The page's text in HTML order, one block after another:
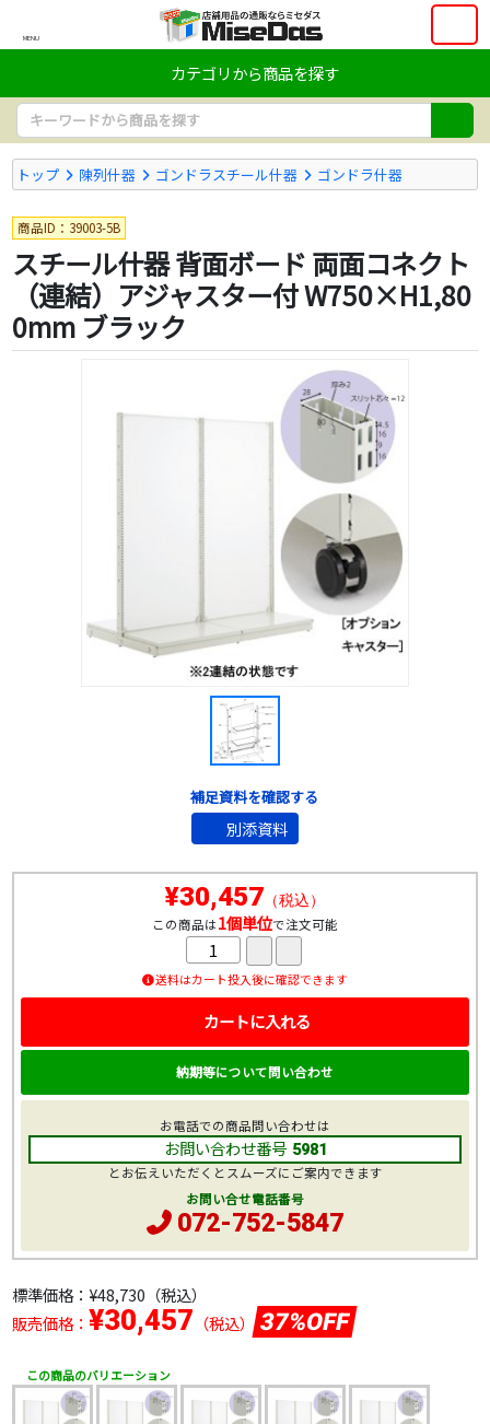
MENU
カテゴリから商品を探す
トップ 陳列什器 ゴンドラスチール什器 ゴンドラ什器
商品ID：39003-5B
スチール什器 背面ボード 両面コネクト
（連結）アジャスター付 W750×H1,80
0mm ブラック
標準価格： ¥48,730 （税込）
販売価格： ¥30,457 （税込） 37%OFF
この商品のバリエーション
¥30,457 （税込）
この商品は1個単位で注文可能
送料はカート投入後に確認できます
カートに入れる
納期等について問い合わせ
お電話での商品問い合わせは
お問い合わせ番号 5981
とお伝えいただくとスムーズにご案内できます
お問い合せ電話番号
072-752-5847
補足資料を確認する
別添資料